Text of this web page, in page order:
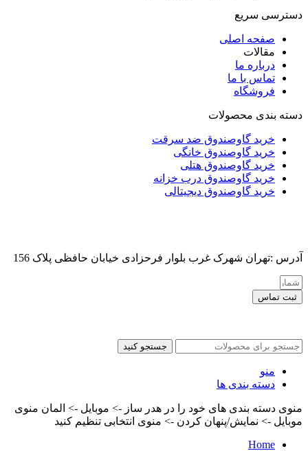
دسترسی سریع
صفحه اصلی
مقالات
درباره ما
تماس با ما
فروشگاه
دسته بندی محصولات
خرید گاوصندوق ضد سرقت
خرید گاوصندوق خانگی
خرید گاوصندوق هتلی
خرید گاوصندوق درب خزانه
خرید گاوصندوق دیجیتالی
آدرس :تهران شهرک غرب بلوار فرحزادی خیابان حافظی پلاک 156
ثبت تماس
جستجو کنید
منو
دسته بندی ها
منوی دسته بندی های خود را در هدر ساز -> موبایل -> المان منوی
موبایل -> نمایش/پنهان کردن -> منوی انتخابی تنظیم کنید
Home